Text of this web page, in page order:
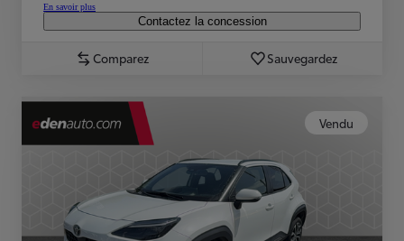
En savoir plus
Contactez la concession
Comparez Sauvegardez
Vendu